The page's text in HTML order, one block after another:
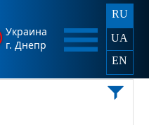
Украина
г. Днепр
RU
UA
EN